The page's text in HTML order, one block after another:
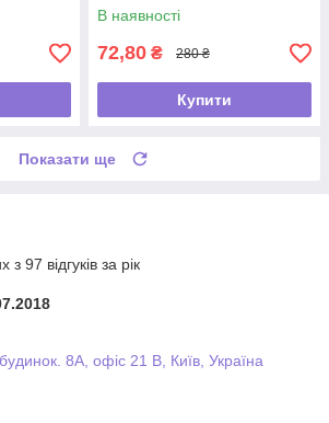
В наявності
72,80 ₴ 280 ₴
Купити
Показати ще
97 відгуків за рік
8А, офіс 21 В, Київ, Україна